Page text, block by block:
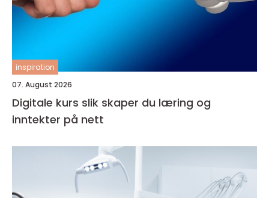
inspiration
07. August 2026
Digitale kurs slik skaper du læring og
inntekter på nett